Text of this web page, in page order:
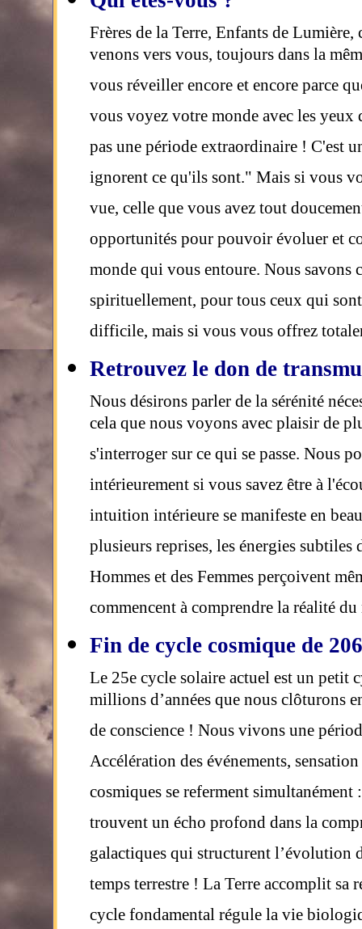
Frères de la Terre, Enfants de
venons vers vous, toujours dans la
vous réveiller encore et encore parce
vous voyez votre monde avec les
pas une période extraordinaire ! C'est
ignorent ce qu'ils sont." Mais si vous
vue, celle que vous avez tout
opportunités pour pouvoir évoluer et
monde qui vous entoure. Nous
spirituellement, pour tous ceux qui
difficile, mais si vous vous offrez
Retrouvez le don de
Nous désirons parler de la sérénité
cela que nous voyons avec plaisir de
s'interroger sur ce qui se passe. Nous
intérieurement si vous savez être à
intuition intérieure se manifeste en
plusieurs reprises, les énergies
Hommes et des Femmes perçoivent
commencent à comprendre la réalité
Fin de cycle cosmique de
Le 25e cycle solaire actuel est un petit
millions d’années que nous clôturons
de conscience ! Nous vivons une
Accélération des événements,
cosmiques se referment
trouvent un écho profond dans la
galactiques qui structurent l’évolution
temps terrestre ! La Terre accomplit
cycle fondamental régule la vie